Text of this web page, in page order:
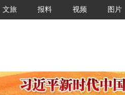
文旅 报料 视频 图片